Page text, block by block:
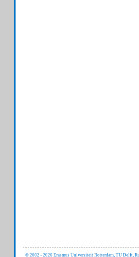
© 2002 - 2026 Erasmus Universiteit Rotterdam, TU Delft,